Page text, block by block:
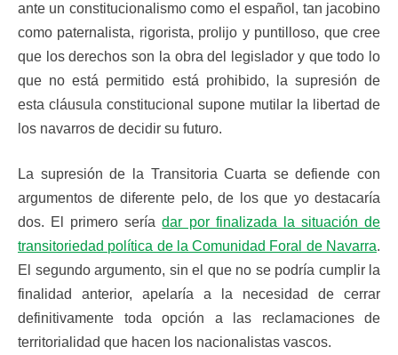
ante un constitucionalismo como el español, tan jacobino
como paternalista, rigorista, prolijo y puntilloso, que cree
que los derechos son la obra del legislador y que todo lo
que no está permitido está prohibido, la supresión de
esta cláusula constitucional supone mutilar la libertad de
los navarros de decidir su futuro.
La supresión de la Transitoria Cuarta se defiende con
argumentos de diferente pelo, de los que yo destacaría
dos. El primero seríadar por finalizada la situación de
transitoriedad política de la Comunidad Foral de Navarra.
El segundo argumento, sin el que no se podría cumplir la
finalidad anterior, apelaría a la necesidad de cerrar
definitivamente toda opción a las reclamaciones de
territorialidad que hacen los nacionalistas vascos.